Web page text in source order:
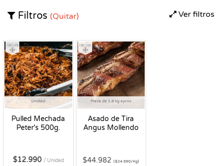
Ver filtros
Filtros (Quitar)
Unidad
Pulled Mechada
Peter's 500g.
Congelado
$12.990 / Unidad
Pieza de 1.8 kg aprox
Asado de Tira
Angus Mollendo
Congelado
$44.982 ($24.990/Kg)